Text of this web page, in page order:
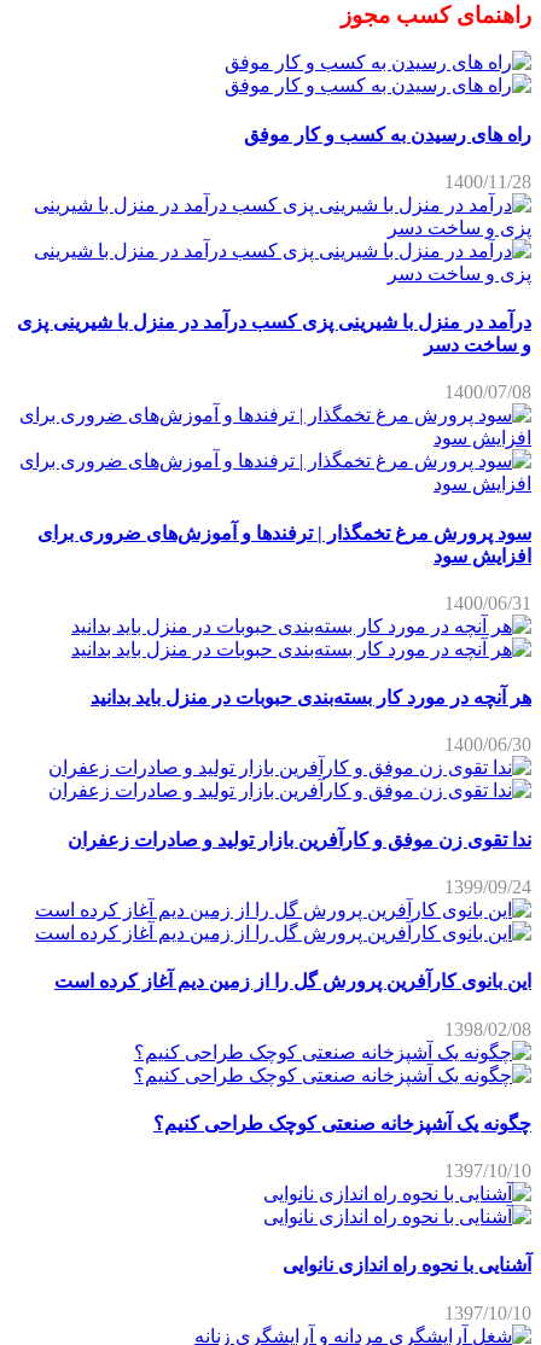
راهنمای کسب مجوز
راه های رسیدن به کسب و کار موفق
1400/11/28
درآمد در منزل با شیرینی پزی کسب درآمد در منزل با شیرینی پزی
و ساخت دسر
1400/07/08
سود پرورش مرغ تخمگذار | ترفندها و آموزش‌های ضروری برای
افزایش سود
1400/06/31
هر آنچه در مورد کار بسته‌بندی حبوبات در منزل باید بدانید
1400/06/30
ندا تقوی زن موفق و کارآفرین بازار تولید و صادرات زعفران
1399/09/24
این بانوی کارآفرین پرورش گل را از زمین دیم آغاز کرده است
1398/02/08
چگونه یک آشپزخانه صنعتی کوچک طراحی کنیم؟
1397/10/10
آشنایی با نحوه راه اندازی نانوایی
1397/10/10